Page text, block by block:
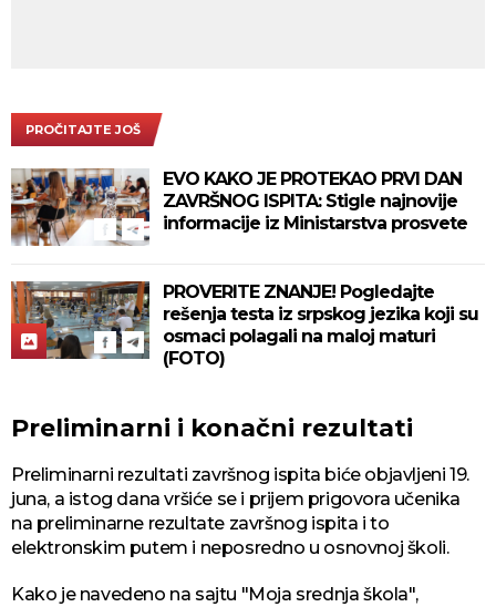
PROČITAJTE JOŠ
EVO KAKO JE PROTEKAO PRVI DAN
ZAVRŠNOG ISPITA: Stigle najnovije
informacije iz Ministarstva prosvete
PROVERITE ZNANJE! Pogledajte
rešenja testa iz srpskog jezika koji su
osmaci polagali na maloj maturi
(FOTO)
Preliminarni i konačni rezultati
Preliminarni rezultati završnog ispita biće objavljeni 19.
juna, a istog dana vršiće se i prijem prigovora učenika
na preliminarne rezultate završnog ispita i to
elektronskim putem i neposredno u osnovnoj školi.
Kako je navedeno na sajtu "Moja srednja škola",